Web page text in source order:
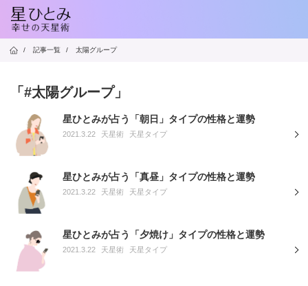
/ 記事一覧 / 太陽グループ
「#太陽グループ」
星ひとみが占う「朝日」タイプの性格と運勢
2021.3.22 天星術 天星タイプ
星ひとみが占う「真昼」タイプの性格と運勢
2021.3.22 天星術 天星タイプ
星ひとみが占う「夕焼け」タイプの性格と運勢
2021.3.22 天星術 天星タイプ